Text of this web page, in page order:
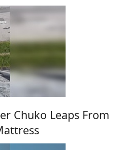
Chuko Leaps From